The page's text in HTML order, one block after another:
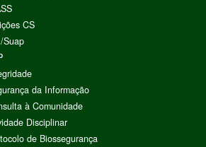
CS
Suap
da Informação
à Comunidade
Disciplinar
de Biossegurança